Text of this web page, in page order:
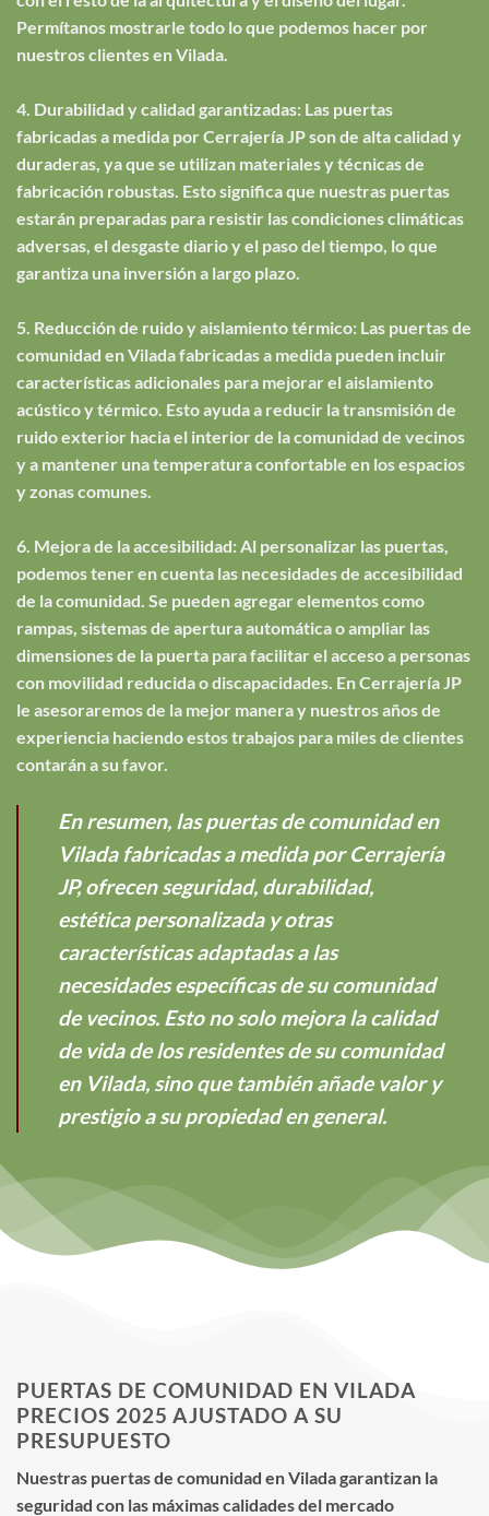
Permítanos mostrarle todo lo que podemos hacer por
nuestros clientes en Vilada.
4. Durabilidad y calidad garantizadas: Las puertas
fabricadas a medida por Cerrajería JP son de alta calidad y
duraderas, ya que se utilizan materiales y técnicas de
fabricación robustas. Esto significa que nuestras puertas
estarán preparadas para resistir las condiciones climáticas
adversas, el desgaste diario y el paso del tiempo, lo que
garantiza una inversión a largo plazo.
5. Reducción de ruido y aislamiento térmico: Las puertas de
comunidad en Vilada fabricadas a medida pueden incluir
características adicionales para mejorar el aislamiento
acústico y térmico. Esto ayuda a reducir la transmisión de
ruido exterior hacia el interior de la comunidad de vecinos
y a mantener una temperatura confortable en los espacios
y zonas comunes.
6. Mejora de la accesibilidad: Al personalizar las puertas,
podemos tener en cuenta las necesidades de accesibilidad
de la comunidad. Se pueden agregar elementos como
rampas, sistemas de apertura automática o ampliar las
dimensiones de la puerta para facilitar el acceso a personas
con movilidad reducida o discapacidades. En Cerrajería JP
le asesoraremos de la mejor manera y nuestros años de
experiencia haciendo estos trabajos para miles de clientes
contarán a su favor.
En resumen, las puertas de comunidad en
Vilada fabricadas a medida por Cerrajería
JP, ofrecen seguridad, durabilidad,
estética personalizada y otras
características adaptadas a las
necesidades específicas de su comunidad
de vecinos. Esto no solo mejora la calidad
de vida de los residentes de su comunidad
en Vilada, sino que también añade valor y
prestigio a su propiedad en general.
PUERTAS DE COMUNIDAD EN VILADA
PRECIOS 2025 AJUSTADO A SU
PRESUPUESTO
Nuestras puertas de comunidad en Vilada garantizan la
seguridad con las máximas calidades del mercado